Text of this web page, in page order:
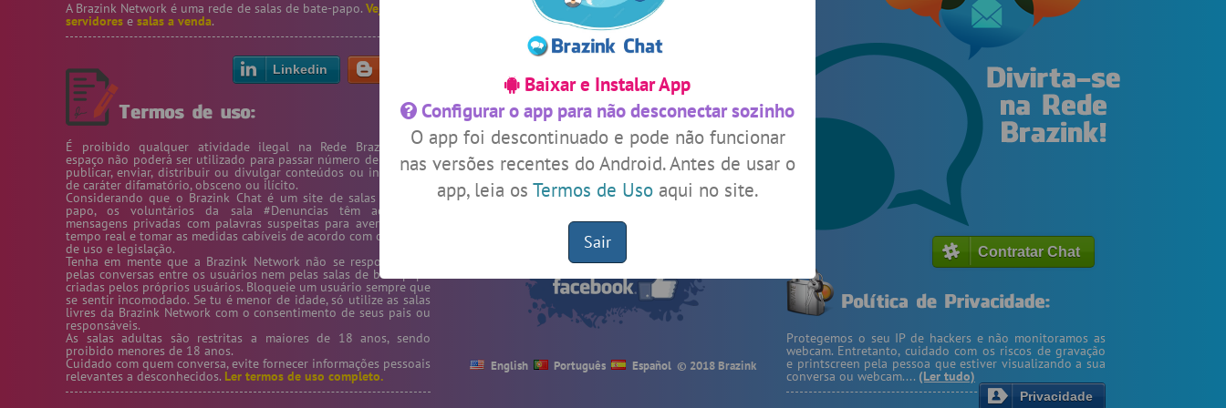
#Zoom
#SalaDaSininha
4 pessoas
#Novanativa
4 pessoas
Ver todas as salas
Contratar Chat
A Brazink Network é uma rede de salas de bate-papo. Veja nossos
servidores e salas a venda.
Linkedin
É proibido qualquer atividade ilegal na Rede Brazink. Este
espaço não poderá ser utilizado para passar número de telefone,
publicar, enviar, distribuir ou divulgar conteúdos ou informação
de caráter difamatório, obsceno ou ilícito.
Considerando que o Brazink Chat é um site de salas de bate-
papo, os voluntários da sala #Denuncias têm acesso as
mensagens privadas com palavras suspeitas para averiguar em
tempo real e tomar as medidas cabíveis de acordo com os termos
de uso e legislação.
Tenha em mente que a Brazink Network não se responsabiliza
pelas conversas entre os usuários nem pelas salas de bate-papo
criadas pelos próprios usuários. Bloqueie um usuário sempre que
se sentir incomodado. Se tu é menor de idade, só utilize as salas
livres da Brazink Network com o consentimento de seus pais ou
responsáveis.
As salas adultas são restritas a maiores de 18 anos, sendo
proibido menores de 18 anos.
Cuidado com quem conversa, evite fornecer informações pessoais
relevantes a desconhecidos. Ler termos de uso completo.
🎁 Promoção 🛍 Crie seu Chat e Rádio 📻
Protegemos o seu IP de hackers e não monitoramos as
webcam. Entretanto, cuidado com os riscos de gravação
e printscreen pela pessoa que estiver visualizando a sua
conversa ou webcam.... (Ler tudo)
Privacidade
English Português Español © 2018 Brazink
Baixar e Instalar App
Configurar o app para não desconectar sozinho
O app foi descontinuado e pode não funcionar
nas versões recentes do Android. Antes de usar o
app, leia os Termos de Usoaqui no site.
Sair